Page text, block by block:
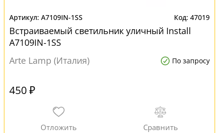
A7109IN-1SS 47019
Встраиваемый светильник уличный Install
A7109IN-1SS
Arte Lamp (Италия)
По запросу
450 ₽